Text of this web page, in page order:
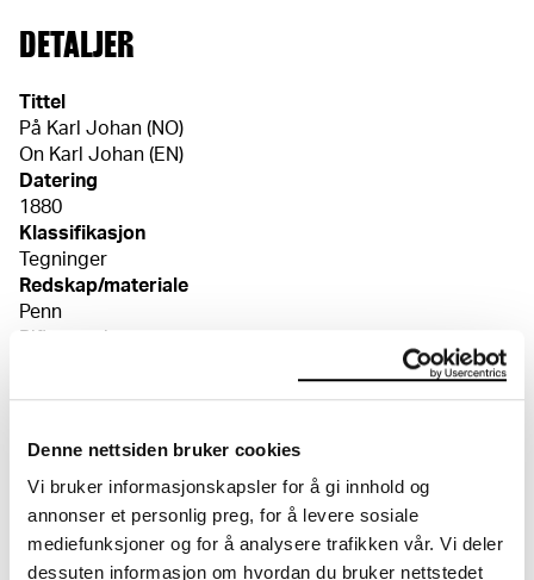
Denne nettsiden bruker cookies
Vi bruker informasjonskapsler for å gi innhold og
annonser et personlig preg, for å levere sosiale
mediefunksjoner og for å analysere trafikken vår. Vi deler
dessuten informasjon om hvordan du bruker nettstedet
DETALJER
Tittel
På Karl Johan (NO)
On Karl Johan (EN)
Datering
1880
Klassifikasjon
Tegninger
Redskap/materiale
Penn
Sekundærpåskrift
[penn, blått blekk, nede i midten] [begge påskrifter
sannsynligvis Inger] // Denne side. [blyant, n.t.h., ukjent]
Kreditering